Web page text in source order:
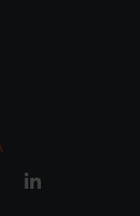
YouTube